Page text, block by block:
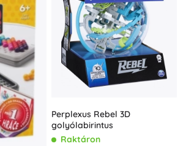
Perplexus Rebel 3D
golyólabirintus
Raktáron